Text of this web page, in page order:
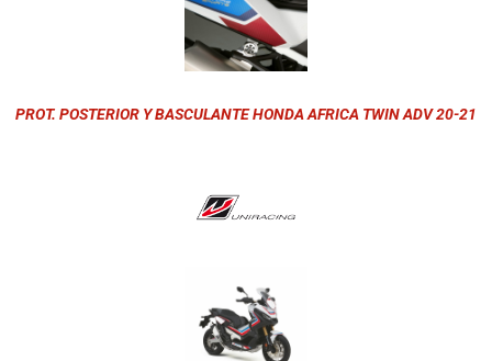
PROT. POSTERIOR Y BASCULANTE HONDA AFRICA TWIN ADV 20-21